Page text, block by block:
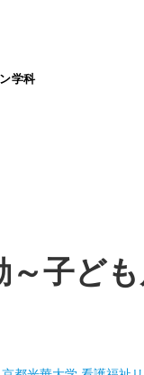
学科
子ども